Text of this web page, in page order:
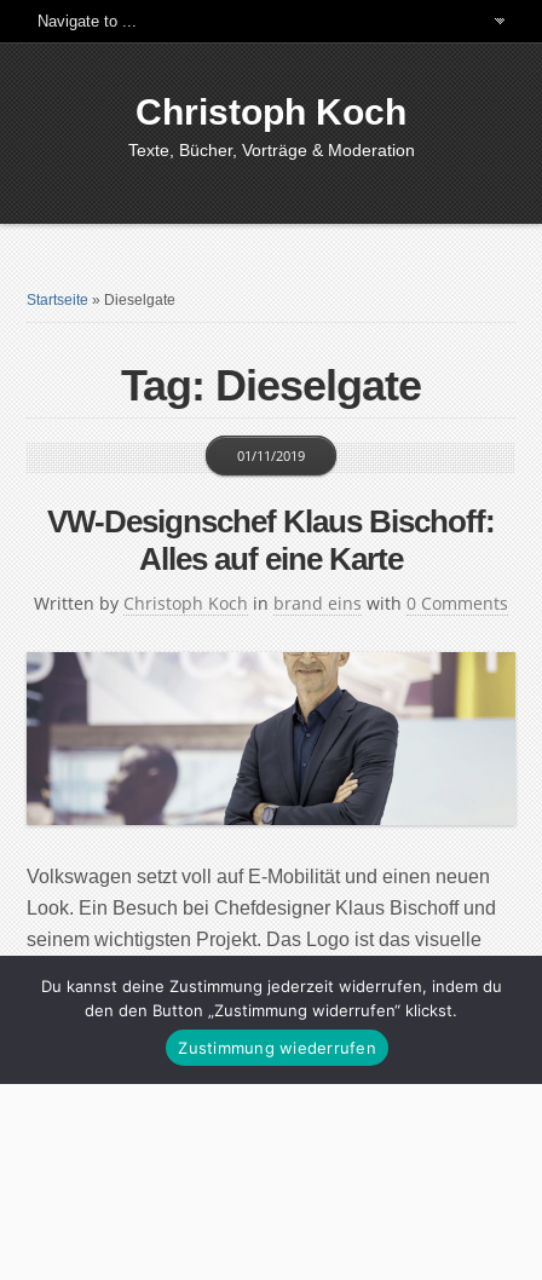
Christoph Koch
Texte, Bücher, Vorträge & Moderation
Startseite » Dieselgate
Tag: Dieselgate
VW-Designschef Klaus Bischoff:
Alles auf eine Karte
Written by Christoph Koch
01/11/2019
in brand eins with 0 Comments
Volkswagen setzt voll auf E-Mobilität und einen neuen
Look. Ein Besuch bei Chefdesigner Klaus Bischoff und
seinem wichtigsten Projekt. Das Logo ist das visuelle
Veränderung ist, die sich Volkswagen (VW) selbst
verordnet hat, wird klar, wenn man nach etlichen
Sicherheitskontrollen, Verschwiegenheitserklärungen
Du kannst deine Zustimmung jederzeit widerrufen, indem du
den den Button „Zustimmung widerrufen“ klickst.
Zustimmung wiederrufen